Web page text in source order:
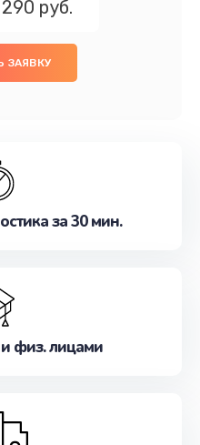
руб.
ЗАЯВКУ
за 30 мин.
физ. лицами